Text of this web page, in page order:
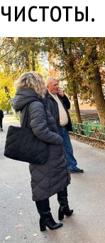
чистоты.